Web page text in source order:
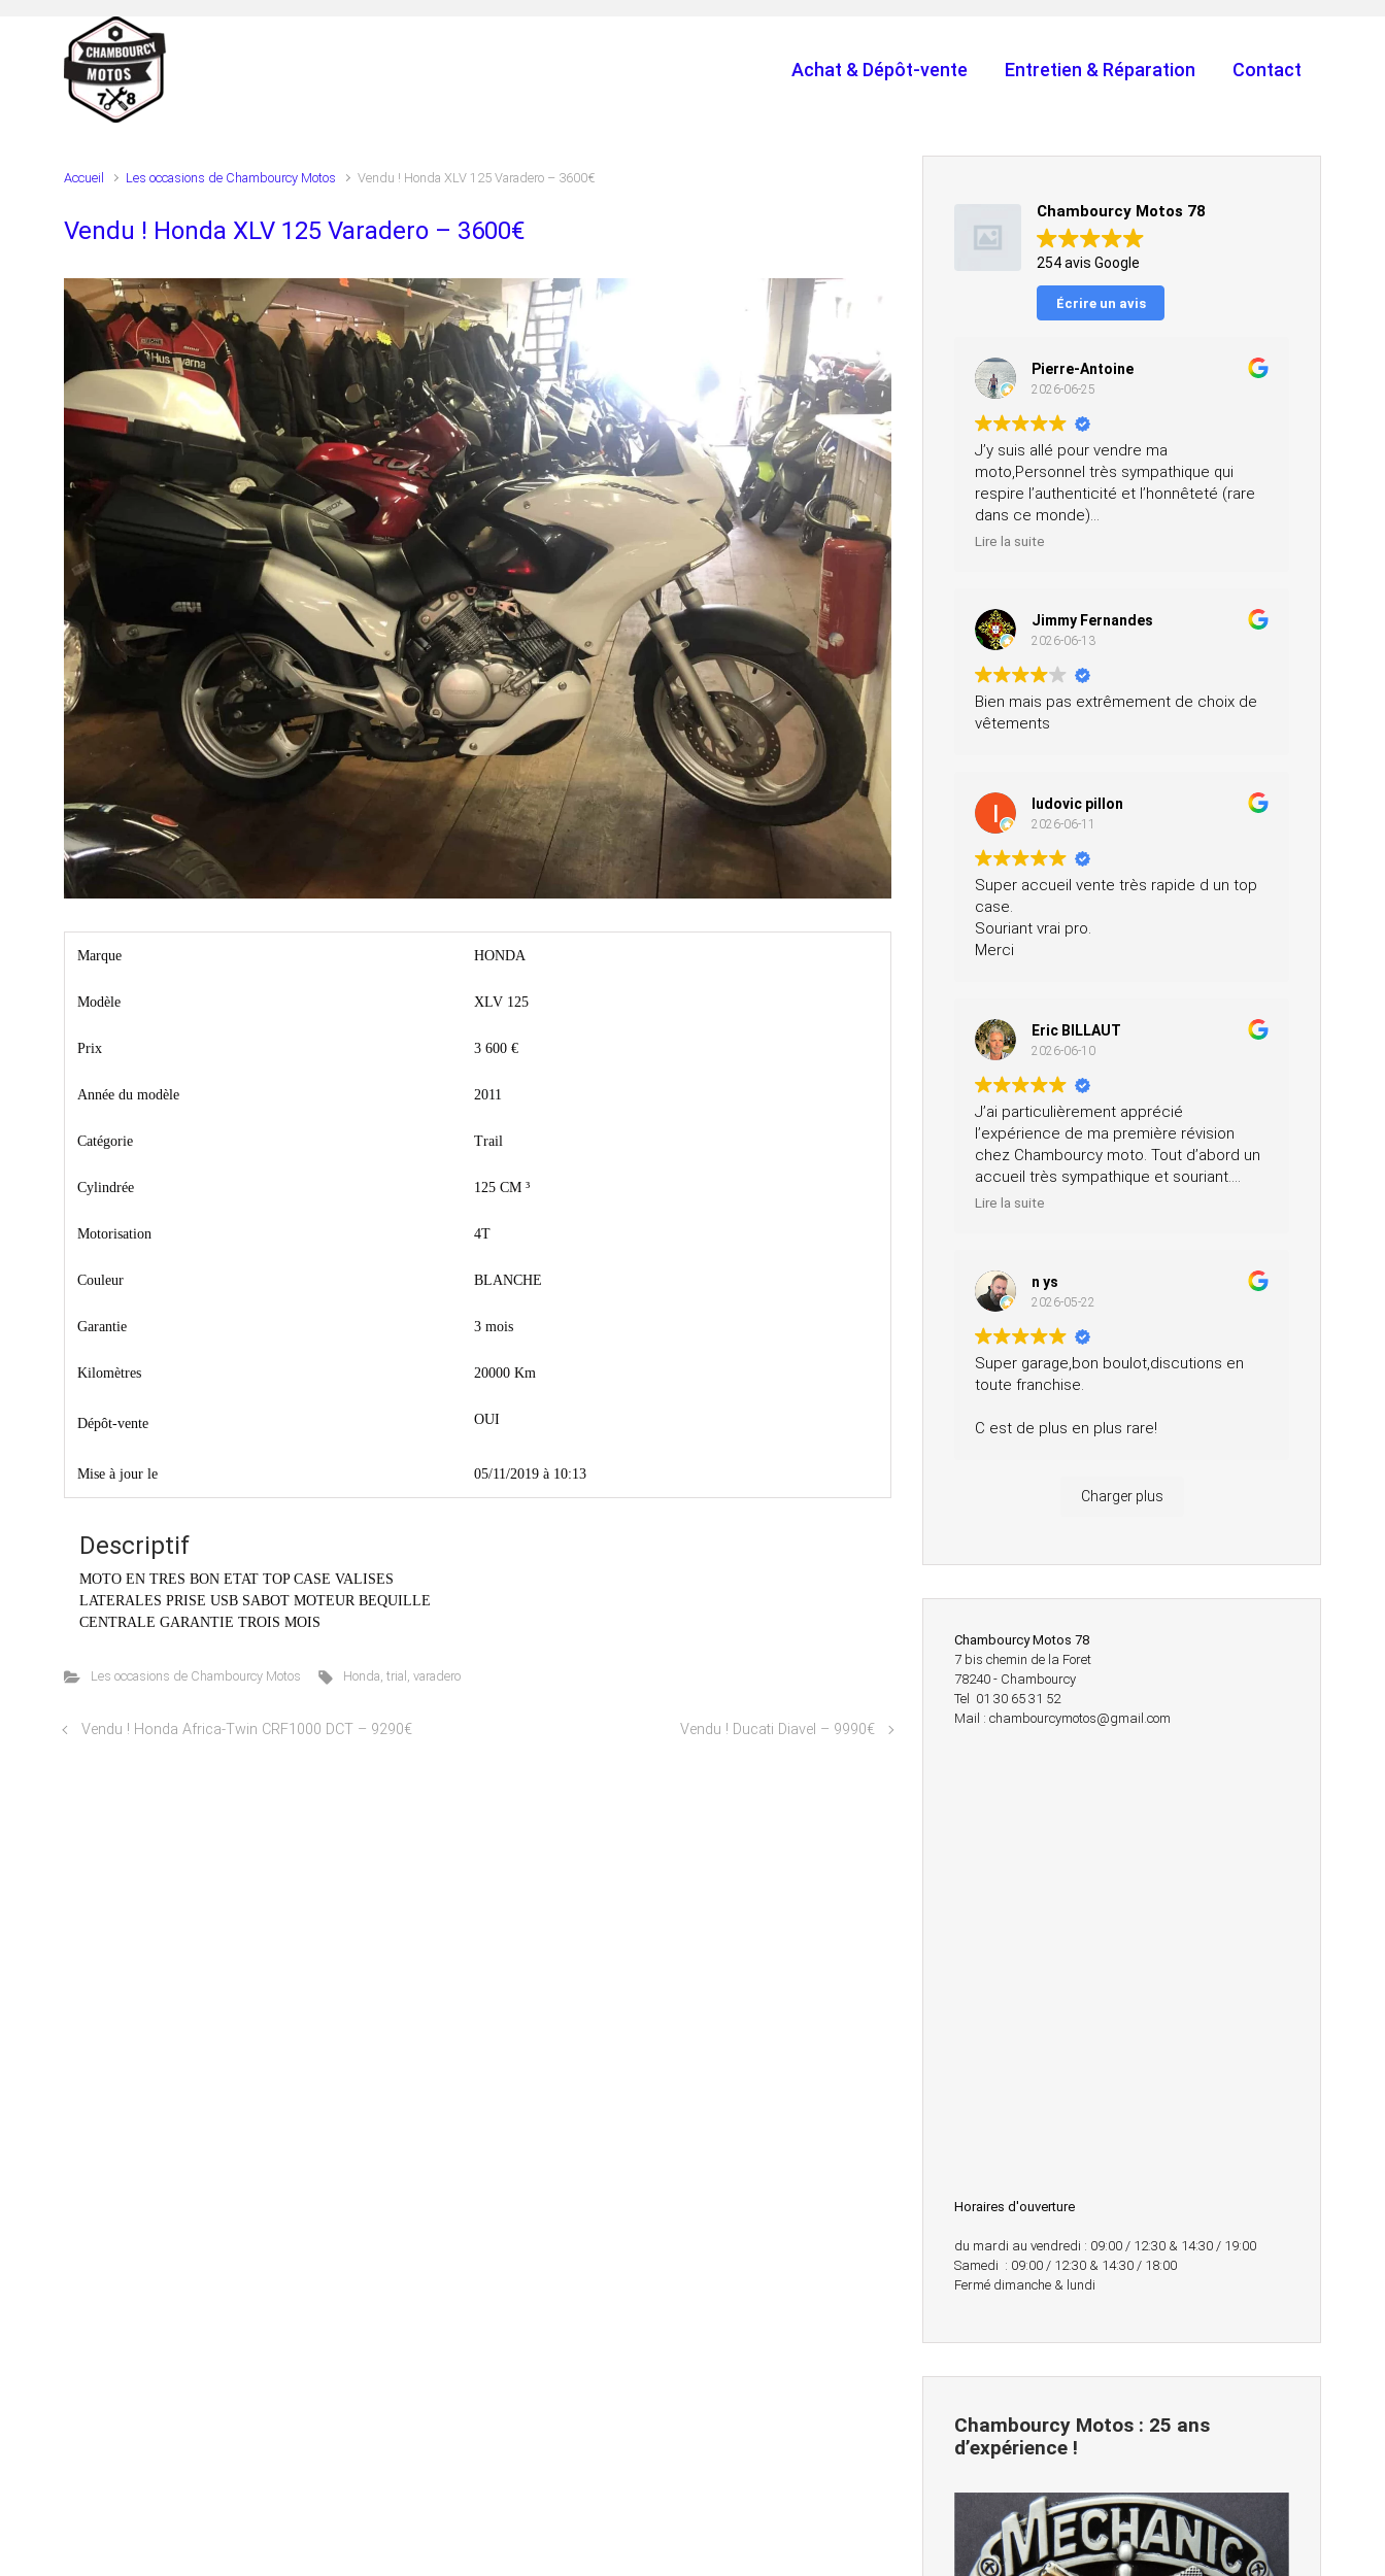
Skip to main content
Achat & Dépôt-vente Entretien & Réparation Contact
Accueil Les occasions de Chambourcy Motos Vendu ! Honda XLV 125 Varadero – 3600€
Vendu ! Honda XLV 125 Varadero – 3600€
Marque HONDA
Modèle XLV 125
Prix 3 600 €
Année du modèle 2011
Catégorie Trail
Cylindrée 125 CM ³
Motorisation 4T
Couleur BLANCHE
Garantie 3 mois
Kilomètres 20000 Km
Dépôt-vente OUI
Mise à jour le 05/11/2019 à 10:13
Descriptif
MOTO EN TRES BON ETAT TOP CASE VALISES
LATERALES PRISE USB SABOT MOTEUR BEQUILLE
CENTRALE GARANTIE TROIS MOIS
Les occasions de Chambourcy Motos Honda,trial ,varadero
Vendu ! Honda Africa-Twin CRF1000 DCT – 9290€ Vendu ! Ducati Diavel – 9990€
Chambourcy Motos 78
254 avis Google
Écrire un avis
Pierre-Antoine
2026-06-25
J’y suis allé pour vendre ma
moto,Personnel très sympathique qui
respire l’authenticité et l’honnêteté (rare
dans ce monde)
Merci pour votre professionnalisme, je
Lire la suite
Jimmy Fernandes
2026-06-13
Bien mais pas extrêmement de choix de
vêtements
ludovic pillon
2026-06-11
Super accueil vente très rapide d un top
case.
Souriant vrai pro.
Merci
Eric BILLAUT
2026-06-10
J’ai particulièrement apprécié
l’expérience de ma première révision
chez Chambourcy moto. Tout d’abord un
accueil très sympathique et souriant.
Ensuite, ils m’ont prêté une moto pendant
%.
Lire la suite
n ys
2026-05-22
Super garage,bon boulot,discutions en
toute franchise.
C est de plus en plus rare!
Charger plus
Chambourcy Motos 78
7 bis chemin de la Foret
78240 - Chambourcy
Tel 01 30 65 31 52
Mail : chambourcymotos@gmail.com
Horaires d'ouverture
du mardi au vendredi : 09:00 / 12:30 & 14:30 / 19:00
Samedi : 09:00 / 12:30 & 14:30 / 18:00
Fermé dimanche & lundi
Chambourcy Motos : 25 ans
d’expérience !